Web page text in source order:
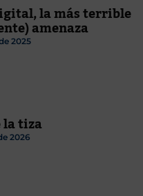
la más terrible
amenaza
2025
la tiza
2026